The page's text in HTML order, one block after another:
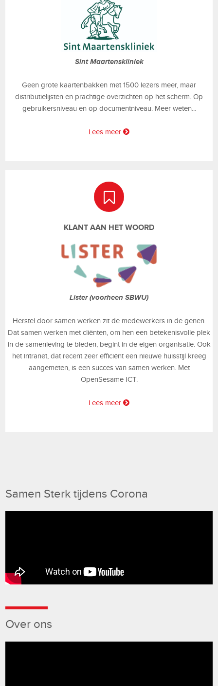
Sint Maartenskliniek
Geen grote kaartenbakken met 1500 lezers meer, maar
distributielijsten en prachtige overzichten op het scherm. Op
gebruikersniveau en op documentniveau. Meer weten...
Lees meer
KLANT AAN HET WOORD
Lister (voorheen SBWU)
Herstel door samen werken zit de medewerkers in de genen.
Dat samen werken met cliënten, om hen een betekenisvolle plek
in de samenleving te bieden, begint in de eigen organisatie. Ook
het intranet, dat recent zeer efficiënt een nieuwe huisstijl kreeg
aangemeten, is een succes van samen werken. Met
OpenSesame ICT.
Lees meer
Samen Sterk tijdens Corona
Over ons